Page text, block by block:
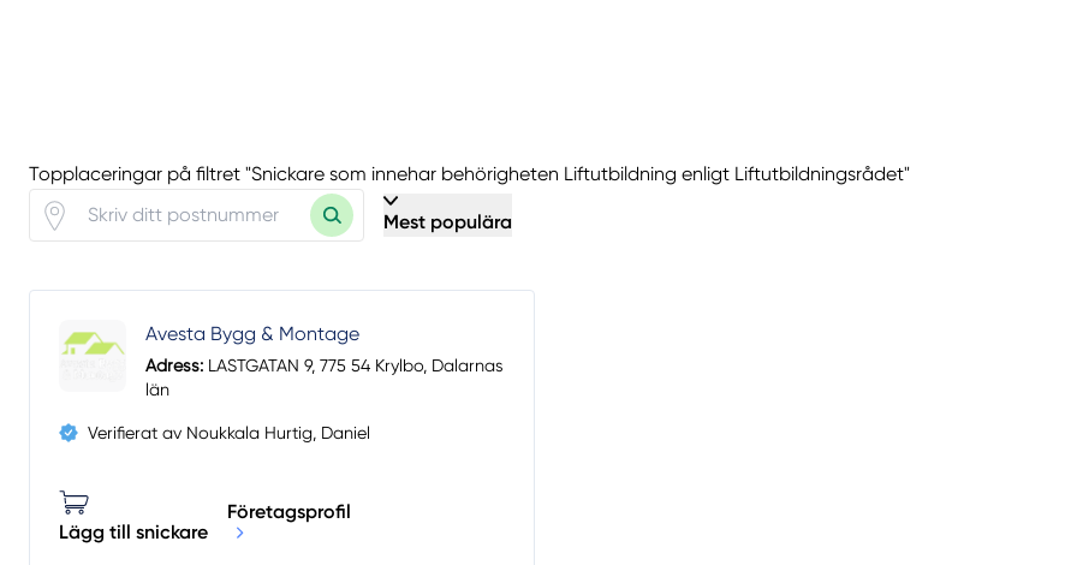
Topplaceringar på filtret "Snickare som innehar behörigheten Liftutbildning enligt Liftutbildningsrådet"
Mest populära
Avesta Bygg & Montage
Adress:LASTGATAN 9, 775 54 Krylbo, Dalarnas
län
Verifierat av Noukkala Hurtig, Daniel
Lägg till snickare
Företagsprofil